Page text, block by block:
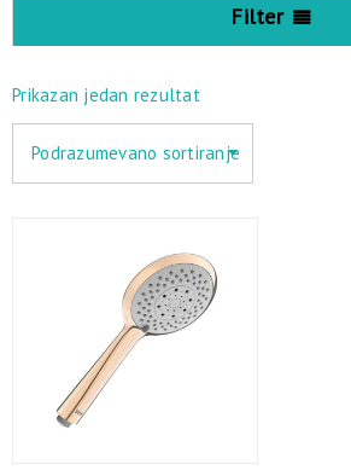
Filter
Prikazan jedan rezultat
Podrazumevano sortiranje